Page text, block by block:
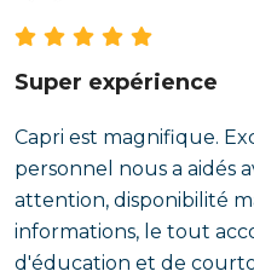
Super expérience
Capri est magnifique.
personnel nous a aidés
attention, disponibilité
informations, le tout
d'éducation et de